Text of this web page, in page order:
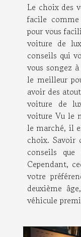
Le choix des
facile comme
pour vous
voiture de
conseils qui
vous songez
le meilleur
avoir des
voiture de
voiture Vu le
le marché, il
choix. Savoir
conseils
Cependant,
votre
deuxième
véhicule